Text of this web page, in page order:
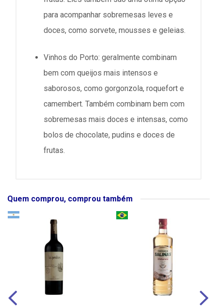
para acompanhar sobremesas leves e
doces, como sorvete, mousses e geleias.
Vinhos do Porto: geralmente combinam
bem com queijos mais intensos e
saborosos, como gorgonzola, roquefort e
camembert. Também combinam bem com
sobremesas mais doces e intensas, como
bolos de chocolate, pudins e doces de
frutas.
Quem comprou, comprou também